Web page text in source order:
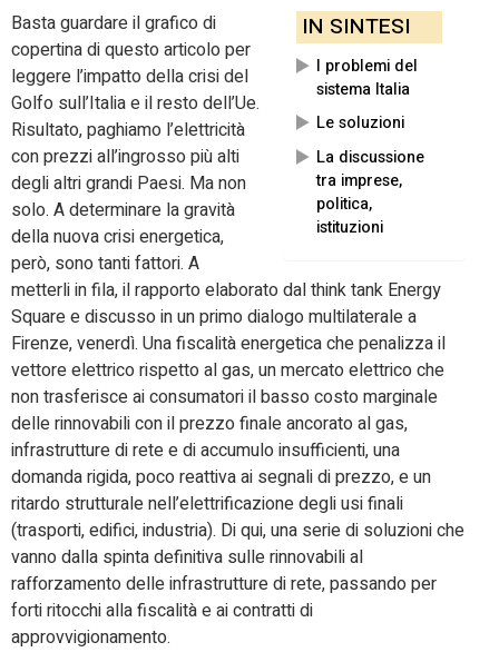
IN SINTESI
I problemi del
sistema Italia
Le soluzioni
La discussione
tra imprese,
politica,
istituzioni
Basta guardare il grafico di
copertina di questo articolo per
leggere l’impatto della crisi del
Golfo sull’Italia e il resto dell’Ue.
Risultato, paghiamo l’elettricità
con prezzi all’ingrosso più alti
degli altri grandi Paesi. Ma non
solo. A determinare la gravità
della nuova crisi energetica,
però, sono tanti fattori. A
metterli in fila, il rapporto elaborato dal think tank Energy
Square e discusso in un primo dialogo multilaterale a
Firenze, venerdì. Una fiscalità energetica che penalizza il
vettore elettrico rispetto al gas, un mercato elettrico che
non trasferisce ai consumatori il basso costo marginale
delle rinnovabili con il prezzo finale ancorato al gas,
infrastrutture di rete e di accumulo insufficienti, una
domanda rigida, poco reattiva ai segnali di prezzo, e un
ritardo strutturale nell’elettrificazione degli usi finali
(trasporti, edifici, industria). Di qui, una serie di soluzioni che
vanno dalla spinta definitiva sulle rinnovabili al
rafforzamento delle infrastrutture di rete, passando per
forti ritocchi alla fiscalità e ai contratti di
approvvigionamento.